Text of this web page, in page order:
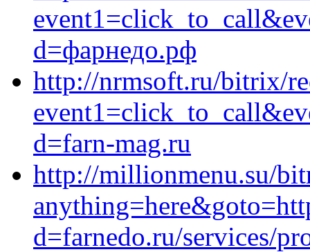
d=фарнедо.рф
http://nrmsoft.ru/bitrix/
d=farn-mag.ru
http://millionmenu.su/
d=farnedo.ru/services/